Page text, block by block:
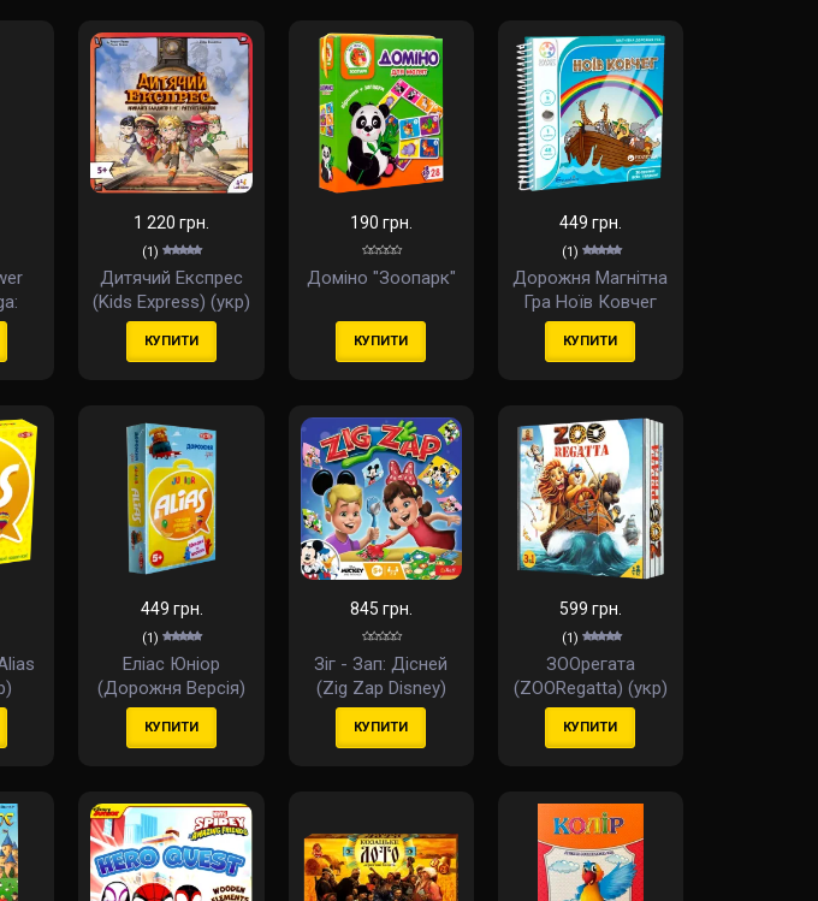
1 220 грн.
(1)
Дитячий Експрес
(Kids Express) (укр)
КУПИТИ
190 грн.
Доміно "Зоопарк"
КУПИТИ
449 грн.
(1)
Дорожня Магнітна
Гра Ноїв Ковчег
(Noah's Ark) (укр)
КУПИТИ
449 грн.
(1)
Еліас Юніор
(Дорожня Версія)
(Alias Junior) (укр)
КУПИТИ
845 грн.
Зіг - Зап: Дісней
(Zig Zap Disney)
(укр)
КУПИТИ
599 грн.
(1)
ЗООрегата
(ZOORegatta) (укр)
КУПИТИ